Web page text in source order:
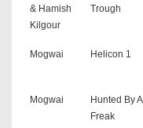
& Hamish
Kilgour
Trough
Mogwai Helicon 1
Mogwai
Hunted By A
Freak